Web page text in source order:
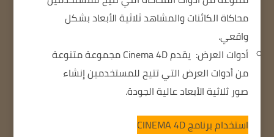
محاكاة الكائنات والمشاهد ثلاثية الأبعاد بشكل
واقعي.
أدوات العرض:
يقدم Cinema 4D مجموعة متنوعة
من أدوات العرض التي تتيح للمستخدمين إنشاء
صور ثلاثية الأبعاد عالية الجودة.
استخدام برنامجCINEMA 4D